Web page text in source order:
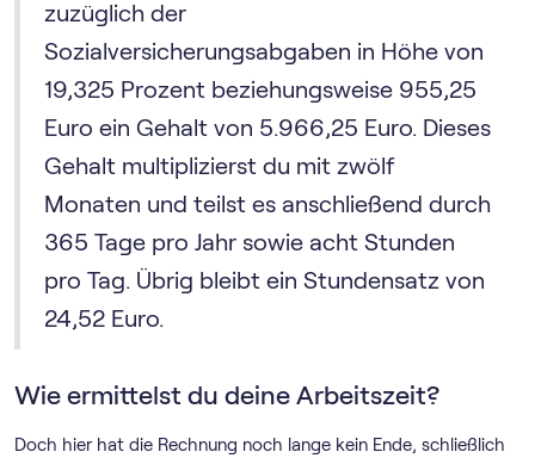
zuzüglich der
Sozialversicherungsabgaben in Höhe von
19,325 Prozent beziehungsweise 955,25
Euro ein Gehalt von 5.966,25 Euro. Dieses
Gehalt multiplizierst du mit zwölf
Monaten und teilst es anschließend durch
365 Tage pro Jahr sowie acht Stunden
pro Tag. Übrig bleibt ein Stundensatz von
24,52 Euro.
Wie ermittelst du deine Arbeitszeit?
Doch hier hat die Rechnung noch lange kein Ende, schließlich